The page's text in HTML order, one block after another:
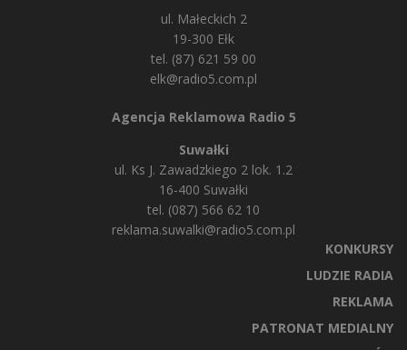
ul. Małeckich 2
19-300 Ełk
tel. (87) 621 59 00
elk@radio5.com.pl
Agencja Reklamowa Radio 5
Suwałki
ul. Ks J. Zawadzkiego 2 lok. 1.2
16-400 Suwałki
tel. (087) 566 62 10
reklama.suwalki@radio5.com.pl
KONKURSY
LUDZIE RADIA
REKLAMA
PATRONAT MEDIALNY